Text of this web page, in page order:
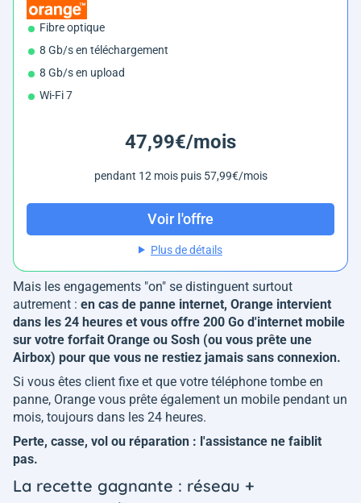
Fibre optique
8 Gb/s en téléchargement
8 Gb/s en upload
Wi-Fi 7
47,99€/mois
pendant 12 mois puis 57,99€/mois
Voir l'offre
Plus de détails
Mais les engagements "on" se distinguent surtout
autrement : en cas de panne internet, Orange intervient
dans les 24 heures et vous offre 200 Go d'internet mobile
sur votre forfait Orange ou Sosh (ou vous prête une
Airbox) pour que vous ne restiez jamais sans connexion.
Si vous êtes client fixe et que votre téléphone tombe en
panne, Orange vous prête également un mobile pendant un
mois, toujours dans les 24 heures.
Perte, casse, vol ou réparation : l'assistance ne faiblit
pas.
La recette gagnante : réseau +